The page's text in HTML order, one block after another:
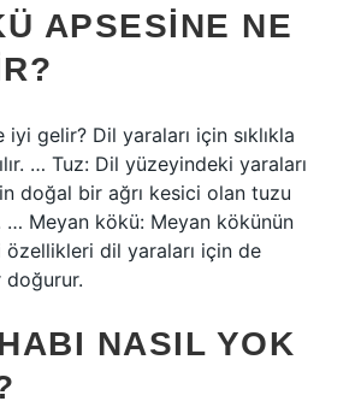
APSESINE NE
iyi gelir? Dil yaraları için sıklıkla
… Tuz: Dil yüzeyindeki yaraları
doğal bir ağrı kesici olan tuzu
… Meyan kökü: Meyan kökünün
dil yaraları için de
doğurur.
NASIL YOK